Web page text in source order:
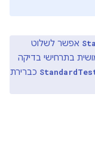
אפשר לשלוט
בתרחישי בדיקה
כברירת